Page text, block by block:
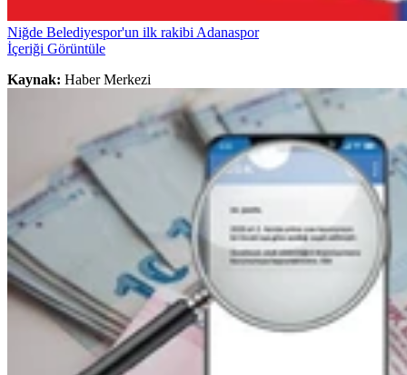
Niğde Belediyespor'un ilk rakibi Adanaspor
İçeriği Görüntüle
Kaynak: Haber Merkezi